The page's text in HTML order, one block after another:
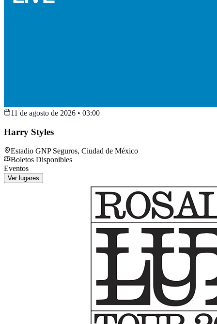
11 de agosto de 2026 • 03:00
Harry Styles
Estadio GNP Seguros, Ciudad de México
Boletos Disponibles
Eventos
Ver lugares